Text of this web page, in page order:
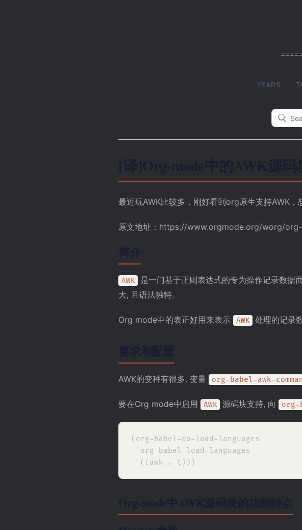
YEARS
最近玩AWK比较多，刚好看到org原生支持AWK，
原文地址： https://www.orgmode.org/worg/
AWK
是一门基于正则表达式的专为操作记录数据
大, 且语法独特.
Org mode中的表正好用来表示 AWK 处理的记录
AWK的变种有很多. 变量 org-babel-awk-
要在Org mode中启用 AWK 源码块支持, 向 org-
(org-babel-do-load-languages
'org-babel-load-languages